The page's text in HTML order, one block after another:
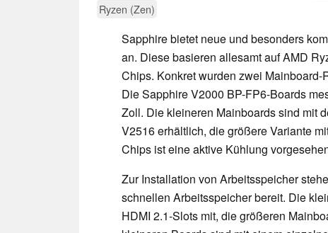
Ryzen (Zen)
Sapphire bietet neue und besonders
an. Diese basieren allesamt auf AMD
Chips. Konkret wurden zwei
Die Sapphire V2000 BP-FP6-Boards
Zoll. Die kleineren Mainboards sind mit
V2516 erhältlich, die größere Variante
Chips ist eine aktive Kühlung
Zur Installation von Arbeitsspeicher
schnellen Arbeitsspeicher bereit. Die
HDMI 2.1-Slots mit, die größeren